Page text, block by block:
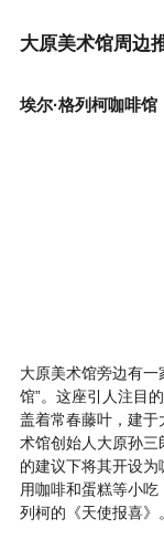
大原美术馆周边
埃尔·格列柯咖啡馆
大原美术馆旁边有一
馆”。这座引人注目
盖着常春藤叶，建于
术馆创始人大原孙三
的建议下将其开设
用咖啡和蛋糕等小吃
列柯的《天使报喜》